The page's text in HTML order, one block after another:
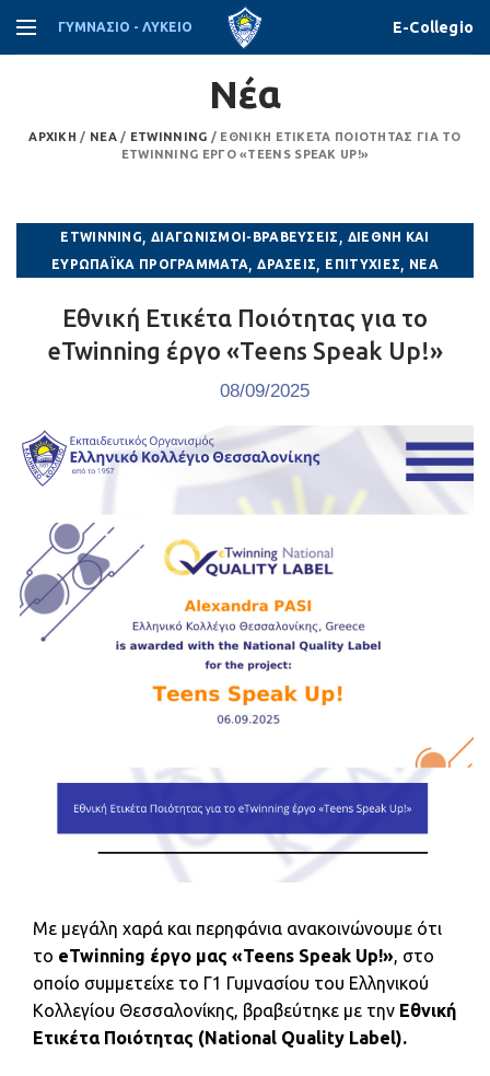
ΓΥΜΝΑΣΙΟ - ΛΥΚΕΙΟ E-Collegio
Νέα
ΑΡΧΙΚΉ / ΝΈΑ/ ETWINNING / ΕΘΝΙΚΉ ΕΤΙΚΈΤΑ ΠΟΙΌΤΗΤΑΣ ΓΙΑ ΤΟ
ETWINNING ΈΡΓΟ «TEENS SPEAK UP!»
ETWINNING,ΔΙΑΓΩΝΙΣΜΟΊ-ΒΡΑΒΕΎΣΕΙΣ , ΔΙΕΘΝΉ ΚΑΙ
ΕΥΡΩΠΑΪΚΆ ΠΡΟΓΡΆΜΜΑΤΑ,ΔΡΆΣΕΙΣ, ΕΠΙΤΥΧΊΕΣ, ΝΈΑ
Εθνική Ετικέτα Ποιότητας για το
eTwinning έργο «Teens Speak Up!»
08/09/2025
Με μεγάλη χαρά και περηφάνια ανακοινώνουμε ότι
το eTwinning έργο μας «Teens Speak Up!», στο
οποίο συμμετείχε το Γ1 Γυμνασίου του Ελληνικού
Κολλεγίου Θεσσαλονίκης, βραβεύτηκε με την Εθνική
Ετικέτα Ποιότητας (National Quality Label).